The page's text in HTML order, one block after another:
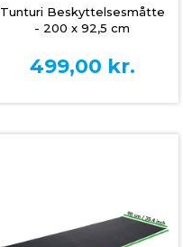
Tunturi Beskyttelsesmåtte
- 200 x 92,5 cm
499,00 kr.